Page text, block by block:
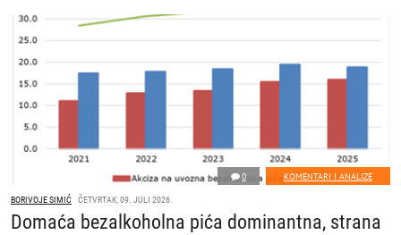
0 KOMENTARI I ANALIZE
BORIVOJE SIMIĆ ČETVRTAK, 09. JULI 2026.
Domaća bezalkoholna pića dominantna, strana